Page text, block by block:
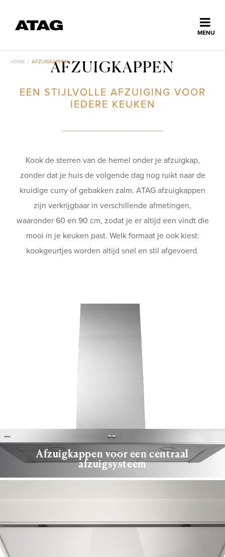
MENU
Inspiratie
Service
Shop
HOME / AFZUIGKAPPENAFZUIGKAPPEN
EEN STIJLVOLLE AFZUIGING VOOR
IEDERE KEUKEN
Kook de sterren van de hemel onder je afzuigkap,
zonder dat je huis de volgende dag nog ruikt naar de
kruidige curry of gebakken zalm. ATAG afzuigkappen
zijn verkrijgbaar in verschillende afmetingen,
waaronder 60 en 90 cm, zodat je er altijd een vindt die
mooi in je keuken past. Welk formaat je ook kiest:
kookgeurtjes worden altijd snel en stil afgevoerd.
Afzuigkappen voor een centraal
afzuigsysteem